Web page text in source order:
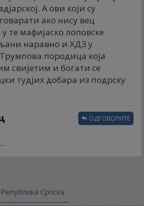
А ови који су
ако нису вец
те мафијаско лоповске
наравно и ХДЗ у
породица која
свијетим и богати се
тудјих добара из подрску
ОДГОВОРИТЕ
Република Српска